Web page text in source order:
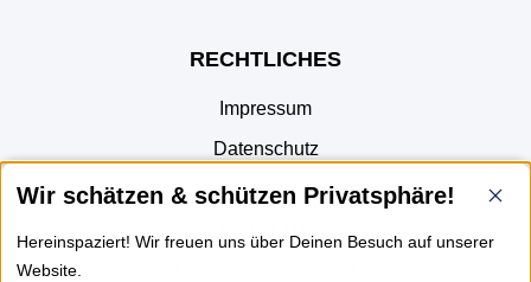
Wir schätzen & schützen Privatsphäre!
Hereinspaziert! Wir freuen uns über Deinen Besuch auf unserer
Website.
RECHTLICHES
Impressum
Datenschutz
AGB